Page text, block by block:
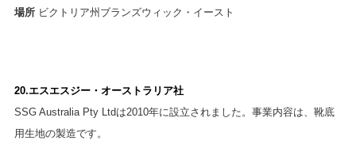
場所 ビクトリア州ブランズウィック・イースト
20.エスエスジー・オーストラリア社
SSG Australia Pty Ltdは2010年に設立されました。事業内容は、靴底
用生地の製造です。